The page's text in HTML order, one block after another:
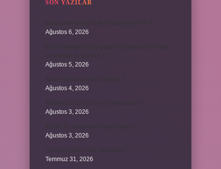
SON YAZILAR
Ağustos 6, 2026
Ağustos 5, 2026
Ağustos 4, 2026
Ağustos 3, 2026
Ağustos 3, 2026
Temmuz 31, 2026